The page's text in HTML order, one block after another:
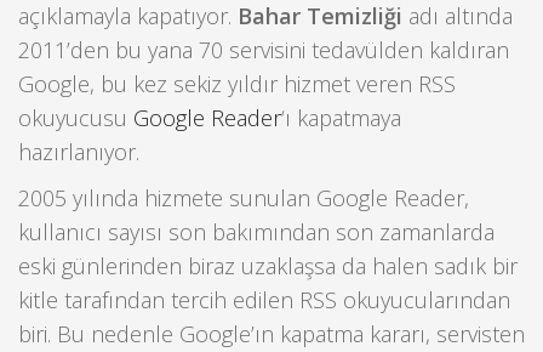
açıklamayla kapatıyor. Bahar Temizliği adı altında
2011’den bu yana 70 servisini tedavülden kaldıran
Google, bu kez sekiz yıldır hizmet veren RSS
okuyucusu Google Reader‘ı kapatmaya
hazırlanıyor.
2005 yılında hizmete sunulan Google Reader,
kullanıcı sayısı son bakımından son zamanlarda
eski günlerinden biraz uzaklaşsa da halen sadık bir
kitle tarafından tercih edilen RSS okuyucularından
biri. Bu nedenle Google’ın kapatma kararı, servisten